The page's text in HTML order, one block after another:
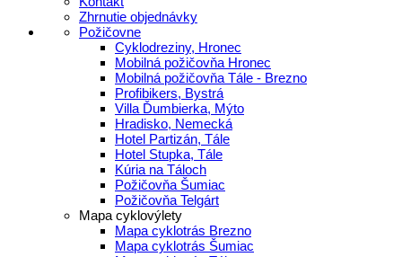
Zhrnutie objednávky
Požičovne
Cyklodreziny, Hronec
Mobilná požičovňa Hronec
Mobilná požičovňa Tále - Brezno
Profibikers, Bystrá
Villa Ďumbierka, Mýto
Hradisko, Nemecká
Hotel Partizán, Tále
Hotel Stupka, Tále
Kúria na Táloch
Požičovňa Šumiac
Požičovňa Telgárt
Mapa cyklovýlety
Mapa cyklotrás Brezno
Mapa cyklotrás Šumiac